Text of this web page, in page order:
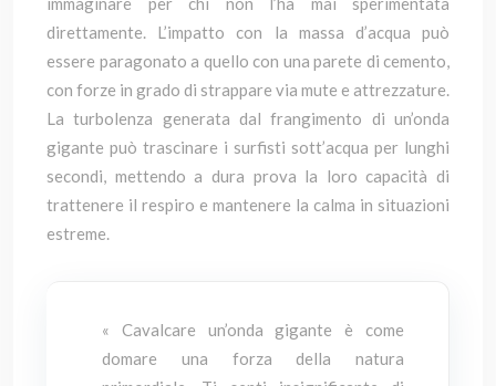
direttamente. L’impatto con la massa d’acqua può
essere paragonato a quello con una parete di cemento,
con forze in grado di strappare via mute e attrezzature.
La turbolenza generata dal frangimento di un’onda
gigante può trascinare i surfisti sott’acqua per lunghi
secondi, mettendo a dura prova la loro capacità di
trattenere il respiro e mantenere la calma in situazioni
estreme.
« Cavalcare un’onda gigante è come
domare una forza della natura